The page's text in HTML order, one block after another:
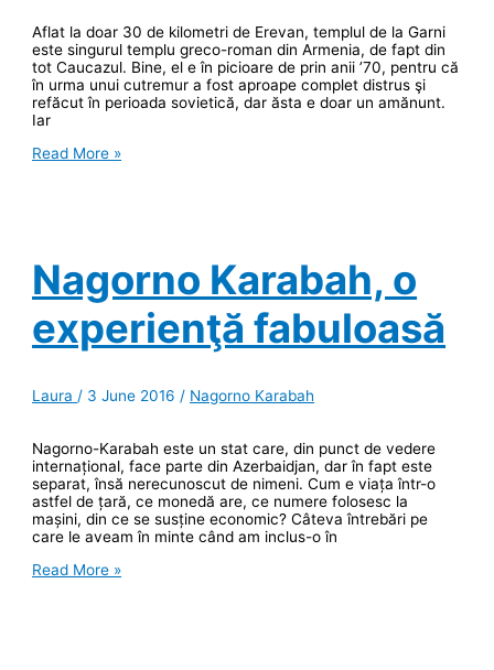
Aflat la doar 30 de kilometri de Erevan, templul de la Garni
este singurul templu greco-roman din Armenia, de fapt din
tot Caucazul. Bine, el e în picioare de prin anii ’70, pentru că
în urma unui cutremur a fost aproape complet distrus şi
refăcut în perioada sovietică, dar ăsta e doar un amănunt.
Iar
Garni
la
creştinism
Read More »
Nagorno Karabah, o
experienţă fabuloasă
Laura/ 3 June 2016/ Nagorno Karabah
Nagorno-Karabah este un stat care, din punct de vedere
internațional, face parte din Azerbaidjan, dar în fapt este
separat, însă nerecunoscut de nimeni. Cum e viața într-o
astfel de țară, ce monedă are, ce numere folosesc la
mașini, din ce se susține economic? Câteva întrebări pe
care le aveam în minte când am inclus-o în
Nagorno
Read More »